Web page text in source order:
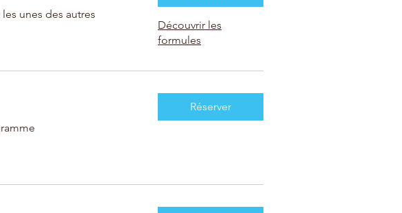
unes des autres
Découvrir les
formules
Réserver